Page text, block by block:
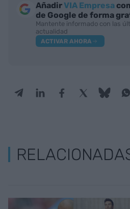
AñadirVIA Empresa
de Google de forma
Mantente informado con las
actualidad
ACTIVAR AHORA